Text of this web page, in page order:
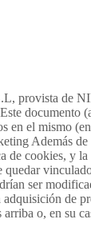
provista de
documento
el mismo
Además
cookies, y
ser
o, en su